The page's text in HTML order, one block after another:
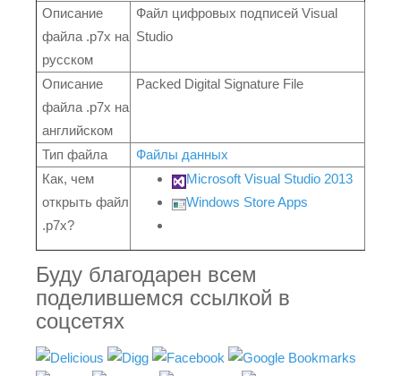
Описание
файла .p7x на
русском
Файл цифровых подписей Visual
Studio
Описание
файла .p7x на
английском
Packed Digital Signature File
Тип файла
Файлы данных
Как, чем
открыть файл
.p7x?
Microsoft Visual Studio 2013
Windows Store Apps
Буду благодарен всем
поделившемся ссылкой в
соцсетях